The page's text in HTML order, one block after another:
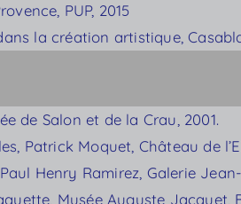
PUP, 2015
la création artistique,
de Salon et de la Crau, 2001.
Patrick Moquet, Château de
Henry Ramirez, Galerie
Musée Auguste Jacquet,